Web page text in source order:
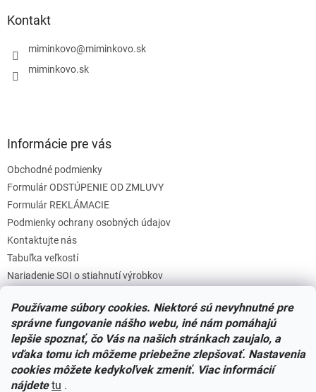
Používame súbory cookies. Niektoré sú nevyhnutné pre
správne fungovanie nášho webu, iné nám pomáhajú
lepšie spoznať, čo Vás na našich stránkach zaujalo, a
vďaka tomu ich môžeme priebežne zlepšovať. Nastavenia
cookies môžete kedykoľvek zmeniť. Viac informácií
nájdete tu .
Kontakt
miminkovo@miminkovo.sk
miminkovo.sk
Informácie pre vás
Obchodné podmienky
Formulár ODSTÚPENIE OD ZMLUVY
Formulár REKLÁMACIE
Podmienky ochrany osobných údajov
Kontaktujte nás
Tabuľka veľkostí
Nariadenie SOI o stiahnutí výrobkov
Zásady súborov COOKIES
Facebook